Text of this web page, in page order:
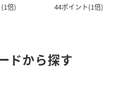
(1倍)
44ポイント(1倍)
ドから探す